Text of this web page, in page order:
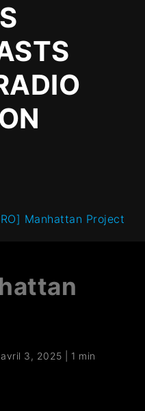
Manhattan Project
avril 3, 2025
1 min